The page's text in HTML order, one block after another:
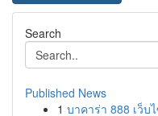
Search
Published News
1 บาคาร่า 888 เว็